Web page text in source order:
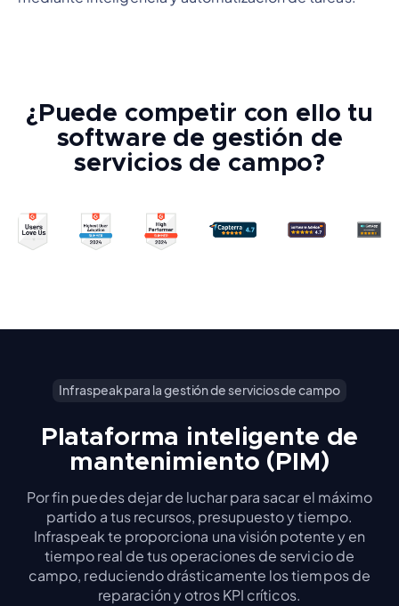
¿Puede competir con ello tu
software de gestión de
servicios de campo?
Infraspeak para la gestión de servicios de campo
Plataforma inteligente de
mantenimiento (PIM)
Por fin puedes dejar de luchar para sacar el máximo
partido a tus recursos, presupuesto y tiempo.
Infraspeak te proporciona una visión potente y en
tiempo real de tus operaciones de servicio de
campo, reduciendo drásticamente los tiempos de
reparación y otros KPI críticos.